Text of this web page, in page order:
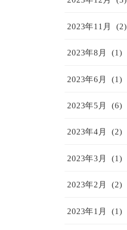
2023年11月 (2)
2023年8月 (1)
2023年6月 (1)
2023年5月 (6)
2023年4月 (2)
2023年3月 (1)
2023年2月 (2)
2023年1月 (1)